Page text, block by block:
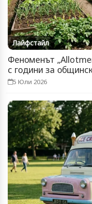
Лайфстайл
Феноменът
с години за
5 Юли 2026